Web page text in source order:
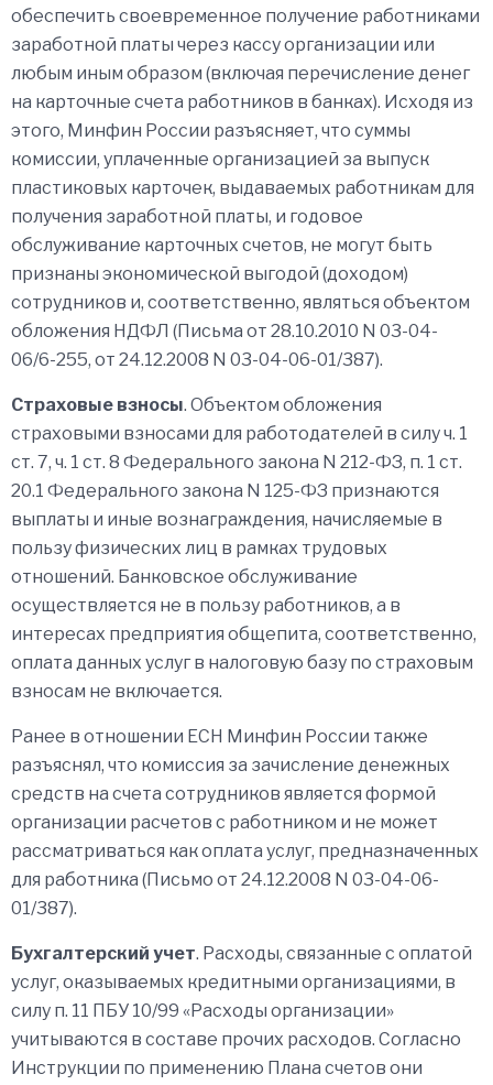
обеспечить своевременное получение работниками
заработной платы через кассу организации или
любым иным образом (включая перечисление денег
на карточные счета работников в банках). Исходя из
этого, Минфин России разъясняет, что суммы
комиссии, уплаченные организацией за выпуск
пластиковых карточек, выдаваемых работникам для
получения заработной платы, и годовое
обслуживание карточных счетов, не могут быть
признаны экономической выгодой (доходом)
сотрудников и, соответственно, являться объектом
обложения НДФЛ (Письма от 28.10.2010 N 03-04-
06/6-255, от 24.12.2008 N 03-04-06-01/387).
Страховые взносы. Объектом обложения
страховыми взносами для работодателей в силу ч. 1
ст. 7, ч. 1 ст. 8 Федерального закона N 212-ФЗ, п. 1 ст.
20.1 Федерального закона N 125-ФЗ признаются
выплаты и иные вознаграждения, начисляемые в
пользу физических лиц в рамках трудовых
отношений. Банковское обслуживание
осуществляется не в пользу работников, а в
интересах предприятия общепита, соответственно,
оплата данных услуг в налоговую базу по страховым
взносам не включается.
Ранее в отношении ЕСН Минфин России также
разъяснял, что комиссия за зачисление денежных
средств на счета сотрудников является формой
организации расчетов с работником и не может
рассматриваться как оплата услуг, предназначенных
для работника (Письмо от 24.12.2008 N 03-04-06-
01/387).
Бухгалтерский учет. Расходы, связанные с оплатой
услуг, оказываемых кредитными организациями, в
силу п. 11 ПБУ 10/99 «Расходы организации»
учитываются в составе прочих расходов. Согласно
Инструкции по применению Плана счетов они